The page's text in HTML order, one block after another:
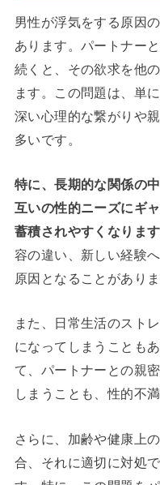
男性が浮気をする原因
あります。パートナー
続くと、その欲求を他
ます。この問題は、単
深い心理的な繋がりや
多いです。
特に、長期的な関係の
互いの性的ニーズにギ
蓄積されやすくなります
容の違い、新しい経験
原因となることがありま
また、日常生活のスト
になってしまうことも
て、パートナーとの親
しまうことも、性的不
さらに、加齢や健康上
合、それに適切に対処